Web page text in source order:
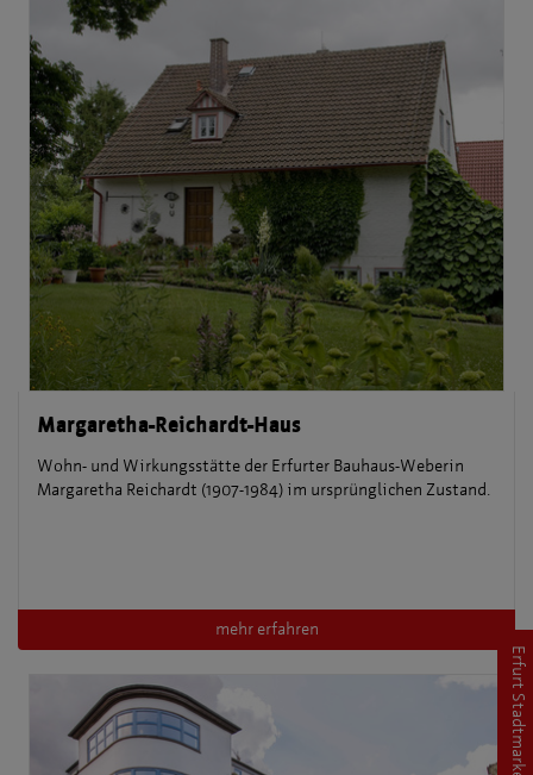
Margaretha-Reichardt-Haus
Wohn- und Wirkungsstätte der Erfurter Bauhaus-Weberin
Margaretha Reichardt (1907-1984) im ursprünglichen Zustand.
mehr erfahren
Erfurt Stadtmarketing